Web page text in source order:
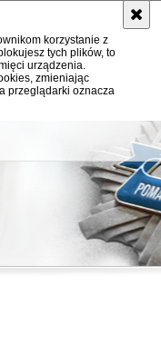
korzystanie z
tych plików, to
urządzenia.
zmieniając
przeglądarki oznacza